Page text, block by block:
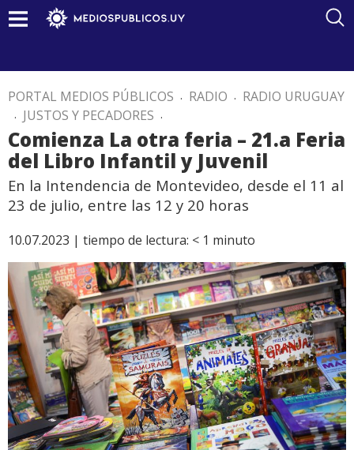
PORTAL MEDIOS PÚBLICOS . RADIO . RADIO URUGUAY
. JUSTOS Y PECADORES .
Comienza La otra feria – 21.a Feria
del Libro Infantil y Juvenil
En la Intendencia de Montevideo, desde el 11 al
23 de julio, entre las 12 y 20 horas
10.07.2023 | tiempo de lectura: < 1 minuto